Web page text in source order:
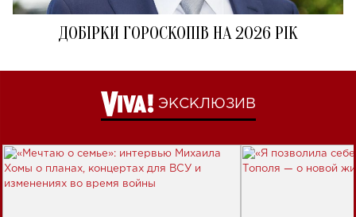
ДОБІРКИ ГОРОСКОПІВ НА 2026 РІК
ЭКСКЛЮЗИВ